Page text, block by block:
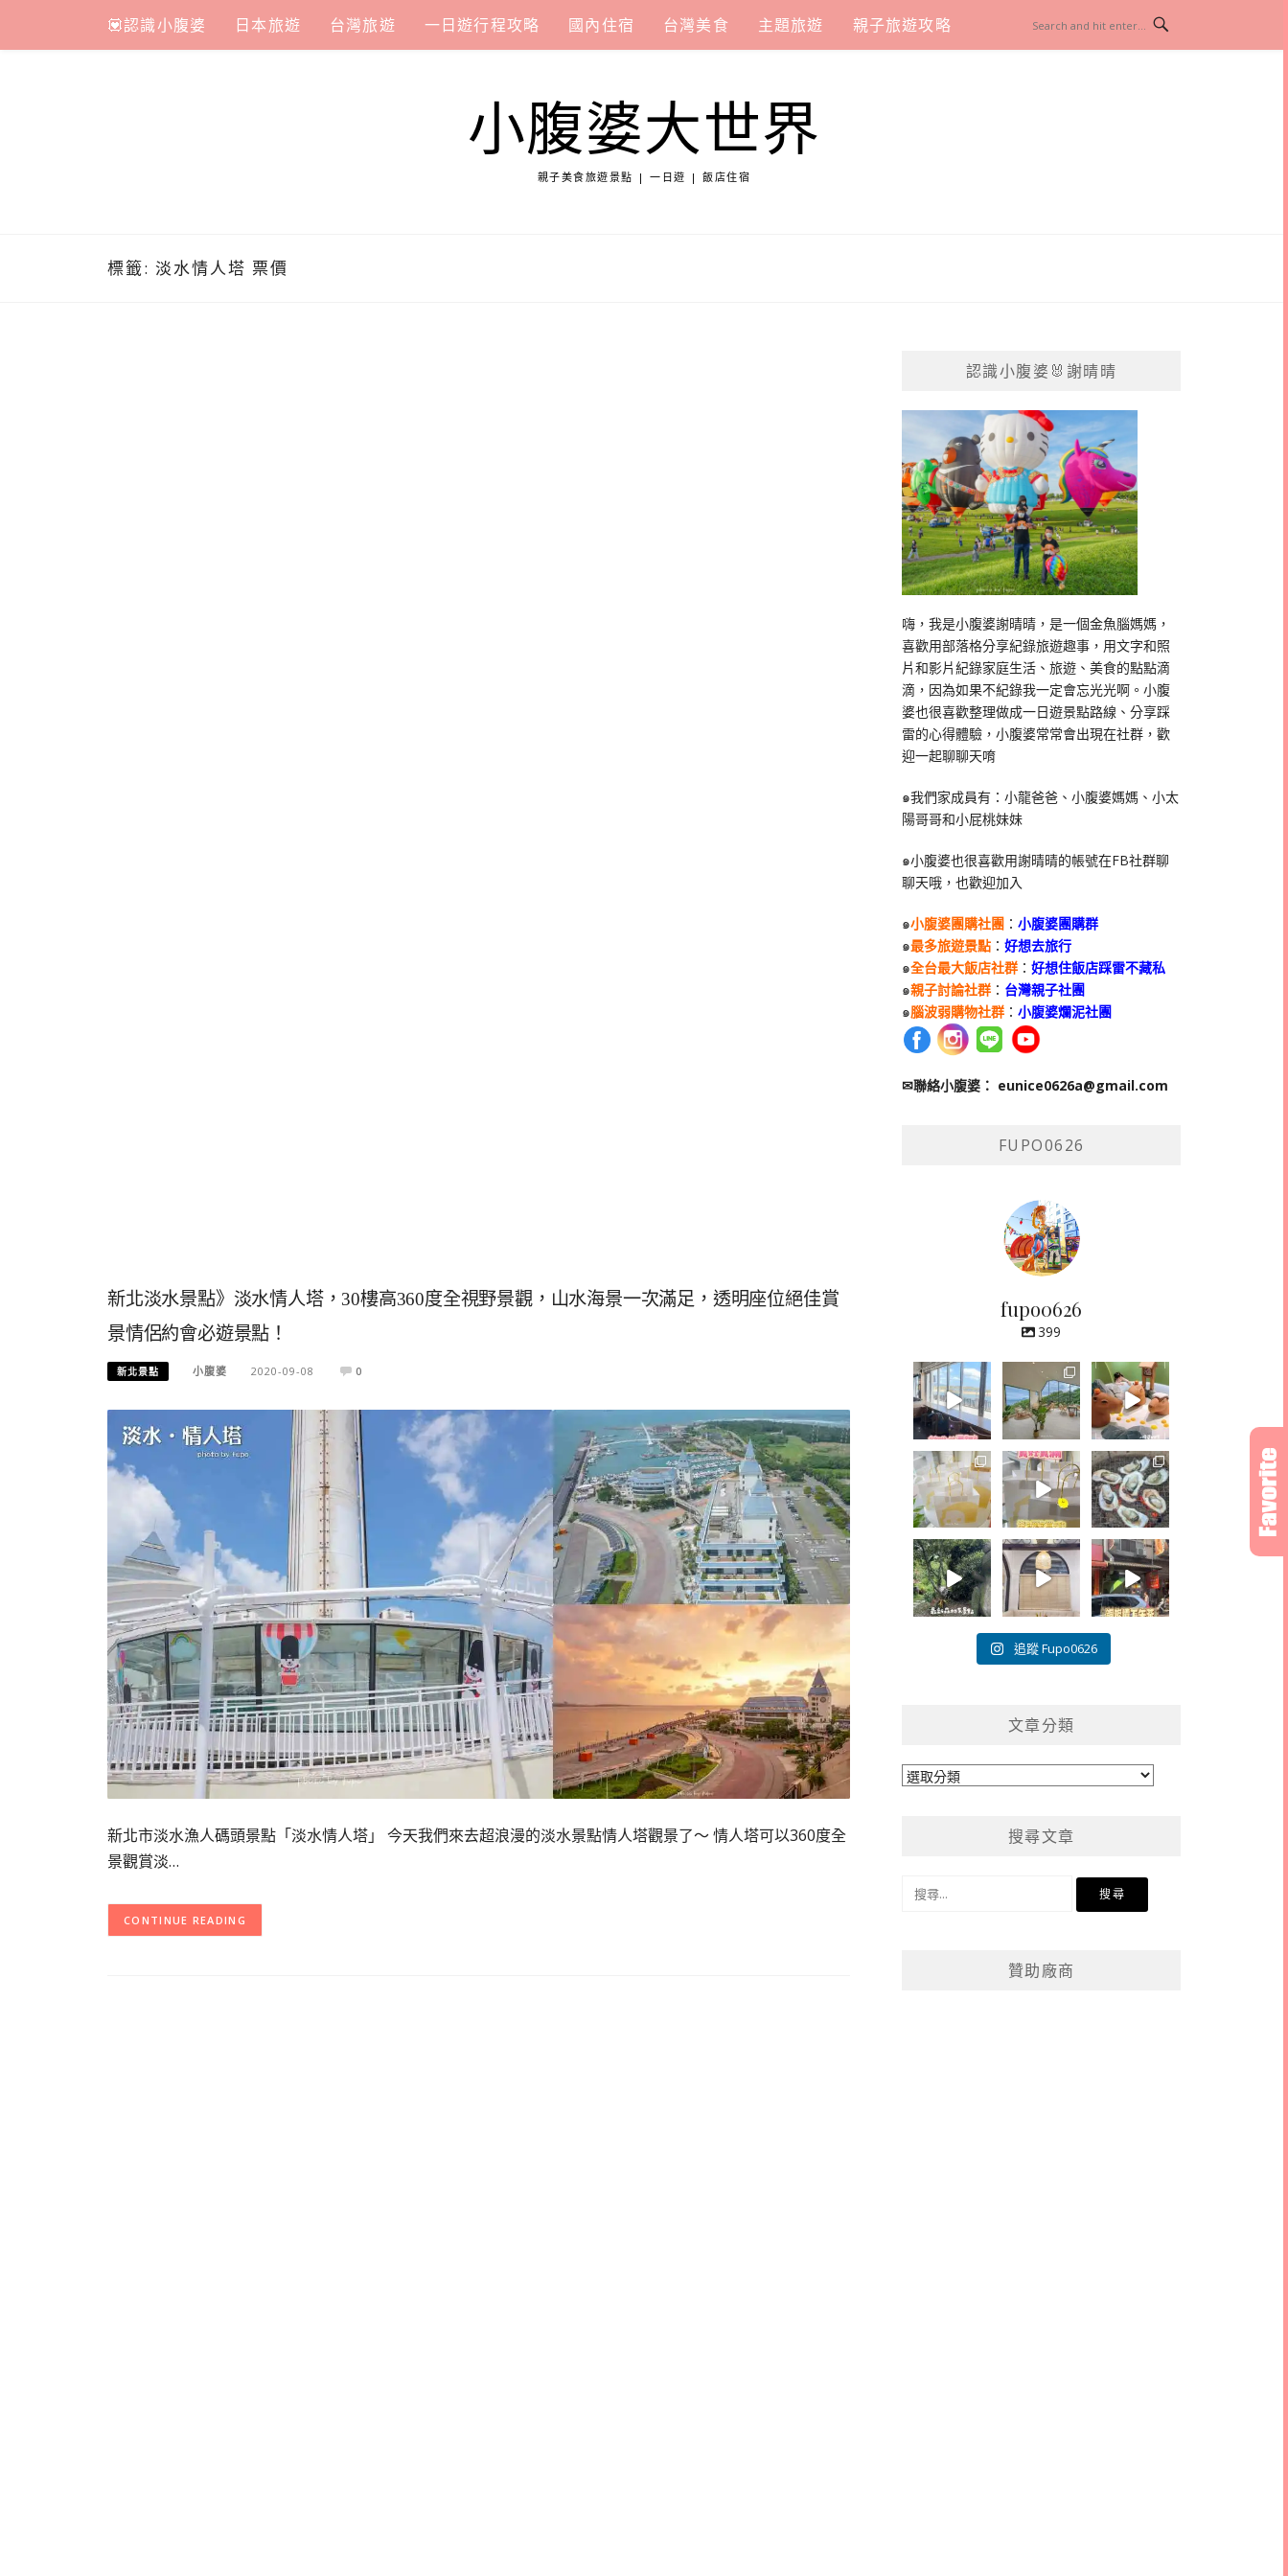
content
💟認識小腹婆 日本旅遊 台灣旅遊 一日遊行程攻略 國內住宿 台灣美食 主題旅遊 親子旅遊攻略
小腹婆大世界
親子美食旅遊景點 | 一日遊 | 飯店住宿
標籤: 淡水情人塔 票價
新北淡水景點》淡水情人塔，30樓高360度全視野景觀，山水海景一次滿足，透明座位絕佳賞
景情侶約會必遊景點！
新北景點 小腹婆 2020-09-08 0
新北市淡水漁人碼頭景點「淡水情人塔」 今天我們來去超浪漫的淡水景點情人塔觀景了～ 情人塔可以360度全
景觀賞淡…
CONTINUE READING
認識小腹婆🐰謝晴晴
嗨，我是小腹婆謝晴晴，是一個金魚腦媽媽，
喜歡用部落格分享紀錄旅遊趣事，用文字和照
片和影片紀錄家庭生活、旅遊、美食的點點滴
滴，因為如果不紀錄我一定會忘光光啊。小腹
婆也很喜歡整理做成一日遊景點路線、分享踩
雷的心得體驗，小腹婆常常會出現在社群，歡
迎一起聊聊天唷
๑我們家成員有：小龍爸爸、小腹婆媽媽、小太
陽哥哥和小屁桃妹妹
๑小腹婆也很喜歡用謝晴晴的帳號在FB社群聊
聊天哦，也歡迎加入
๑小腹婆團購社團 ：小腹婆團購群
๑最多旅遊景點 ：好想去旅行
๑全台最大飯店社群 ：好想住飯店踩雷不藏私
๑親子討論社群 ： 台灣親子社團
๑腦波弱購物社群 ：小腹婆爛泥社團
✉聯絡小腹婆： eunice0626a@gmail.com
FUPO0626
fupo0626
399
追蹤 Fupo0626
文章分類
文
搜尋文章
贊助廠商